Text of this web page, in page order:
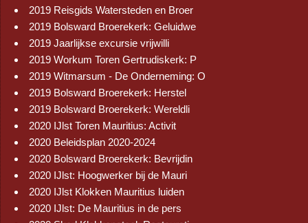
2019 Reisgids Watersteden en Broer
2019 Bolsward Broerekerk: Geluidwe
2019 Jaarlijkse excursie vrijwilli
2019 Workum Toren Gertrudiskerk: P
2019 Witmarsum - De Onderneming: O
2019 Bolsward Broerekerk: Herstel
2019 Bolsward Broerekerk: Wereldli
2020 IJlst Toren Mauritius: Activit
2020 Beleidsplan 2020-2024
2020 Bolsward Broerekerk: Bevrijdin
2020 IJlst: Hoogwerker bij de Mauri
2020 IJlst Klokken Mauritius luiden
2020 IJlst: De Mauritius in de pers